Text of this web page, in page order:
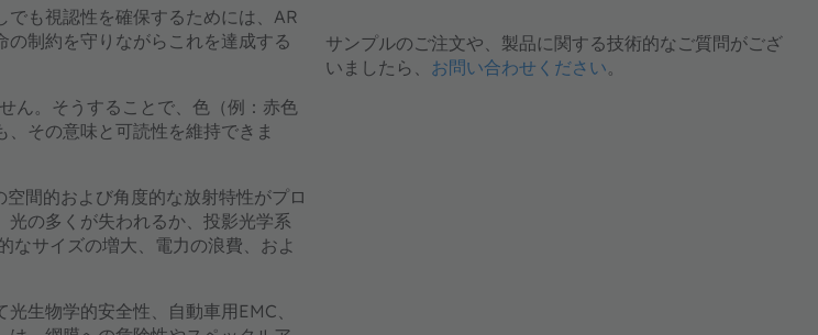
でも視認性を確保するためには、AR
制約を守りながらこれを達成する
ん。そうすることで、色（例：赤色
その意味と可読性を維持できま
間的および角度的な放射特性がプロ
の多くが失われるか、投影光学系
なサイズの増大、電力の浪費、およ
生物学的安全性、自動車用EMC、
サンプルのご注文や、製品に関する技術的なご質問がござ
いましたら、
お問い合わせください。